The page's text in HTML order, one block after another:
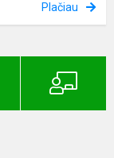
Plačiau